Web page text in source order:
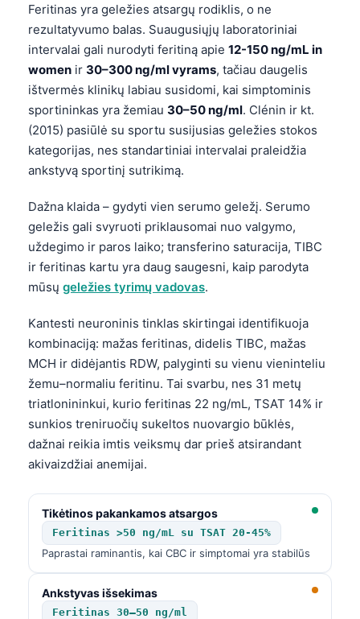
Feritinas yra geležies atsargų rodiklis, o ne
rezultatyvumo balas. Suaugusiųjų laboratoriniai
intervalai gali nurodyti feritiną apie 12-150 ng/mL in
women ir 30–300 ng/ml vyrams, tačiau daugelis
ištvermės klinikų labiau susidomi, kai simptominis
sportininkas yra žemiau 30–50 ng/ml. Clénin ir kt.
(2015) pasiūlė su sportu susijusias geležies stokos
kategorijas, nes standartiniai intervalai praleidžia
ankstyvą sportinį sutrikimą.
Dažna klaida – gydyti vien serumo geležį. Serumo
geležis gali svyruoti priklausomai nuo valgymo,
uždegimo ir paros laiko; transferino saturacija, TIBC
ir feritinas kartu yra daug saugesni, kaip parodyta
mūsų geležies tyrimų vadovas.
Kantesti neuroninis tinklas skirtingai identifikuoja
kombinaciją: mažas feritinas, didelis TIBC, mažas
MCH ir didėjantis RDW, palyginti su vienu vieninteliu
žemu–normaliu feritinu. Tai svarbu, nes 31 metų
triatlonininkui, kurio feritinas 22 ng/mL, TSAT 14% ir
sunkios treniruočių sukeltos nuovargio būklės,
dažnai reikia imtis veiksmų dar prieš atsirandant
akivaizdžiai anemijai.
Tikėtinos pakankamos atsargos
Feritinas >50 ng/mL su TSAT 20-45%
Paprastai raminantis, kai CBC ir simptomai yra stabilūs
Ankstyvas išsekimas
Feritinas 30–50 ng/ml
سنڌي
සිංහල
অসমীয়া
Galego
Latviešu valoda
Македонски јазик
Euskara
Gàidhlig
Occitan
العربية المغربية
Afrikaans
ພາສາລາວ
Basa Jawa
Cebuano
ئۇيغۇرچە
Кыргызча
Татар теле
Беларуская мова
Frysk
Ślōnskŏ gŏdka
Norsk bokmål